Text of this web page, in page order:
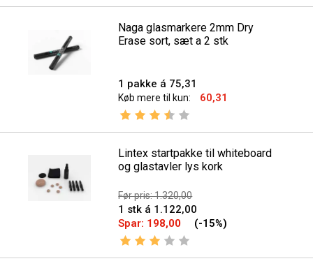
Naga glasmarkere 2mm Dry
Erase sort, sæt a 2 stk
1 pakke á 75,31
Køb mere til kun: 60,31
Vurdering:
Lintex startpakke til whiteboard
og glastavler lys kork
Før pris: 1.320,00
1 stk á 1.122,00
Spar: 198,00 (-15%)
Vurdering: